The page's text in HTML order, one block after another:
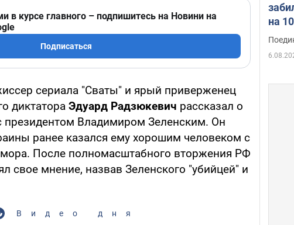
в курсе главного – подпишитесь на Новини на
Подписаться
сериала "Сваты" и ярый приверженец
диктатора Эдуард Радзюкевич рассказал о
президентом Владимиром Зеленским. Он
ранее казался ему хорошим человеком с
После полномасштабного вторжения РФ
свое мнение, назвав Зеленского "убийцей" и
Видео дня
на